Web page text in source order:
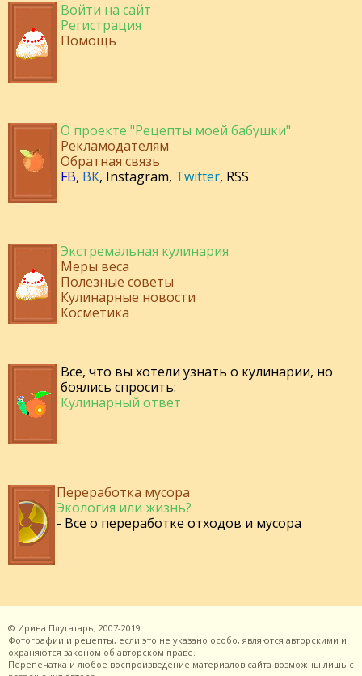
Войти на сайт
Регистрация
Помощь
О проекте "Рецепты моей бабушки"
Рекламодателям
Обратная связь
FB, ВК, Instagram, Twitter, RSS
Экстремальная кулинария
Меры веса
Полезные советы
Кулинарные новости
Косметика
Все, что вы хотели узнать о кулинарии, но
боялись спросить:
Кулинарный ответ
Переработка мусора
Экология или жизнь?
- Все о переработке отходов и мусора
© Ирина Плугатарь, 2007-2019.
Фотографии и рецепты, если это не указано особо, являются авторскими и
охраняются законом об авторском праве.
Перепечатка и любое воспроизведение материалов сайта возможны лишь с